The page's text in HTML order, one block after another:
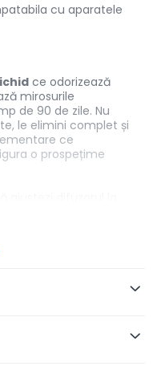
cu aparatele
ce odorizează
mirosurile
de 90 de zile. Nu
le elimini complet și
ce
o prospețime
bucura de
3 parfumuri o dată la
Rezerva:
cameră